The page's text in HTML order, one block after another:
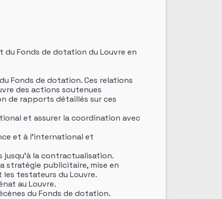
Fonds de dotation du Louvre en
Fonds de dotation. Ces relations
des actions soutenues
de rapports détaillés sur ces
et assurer la coordination avec
et à l’international et
la contractualisation.
stratégie publicitaire, mise en
testateurs du Louvre.
au Louvre.
du Fonds de dotation.